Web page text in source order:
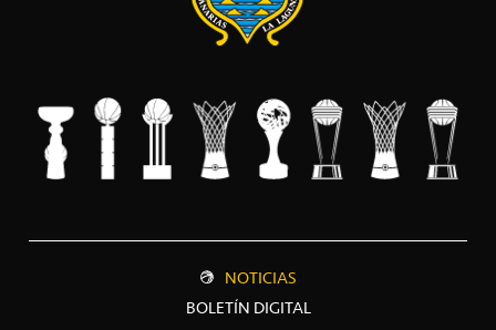
NOTICIAS
BOLETÍN DIGITAL